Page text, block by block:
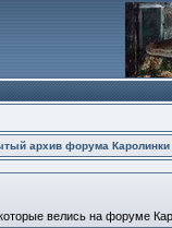
архив форума Каролинки
велись на форуме